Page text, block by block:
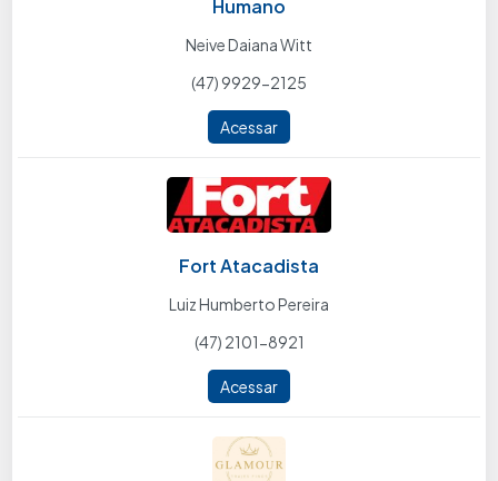
Humano
Neive Daiana Witt
(47) 9929-2125
Acessar
Fort Atacadista
Luiz Humberto Pereira
(47) 2101-8921
Acessar